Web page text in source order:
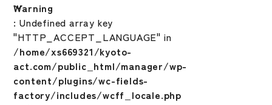
Warning
: Undefined array key
"HTTP_ACCEPT_LANGUAGE" in
/home/xs669321/kyoto-
act.com/public_html/manager/wp-
content/plugins/wc-fields-
factory/includes/wcff_locale.php